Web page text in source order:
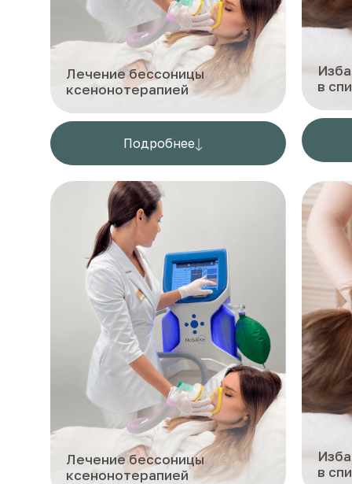
Подробнее
Лечение бессоницы
ксенонотерапией
в
Лечение бессоницы
ксенонотерапией
в